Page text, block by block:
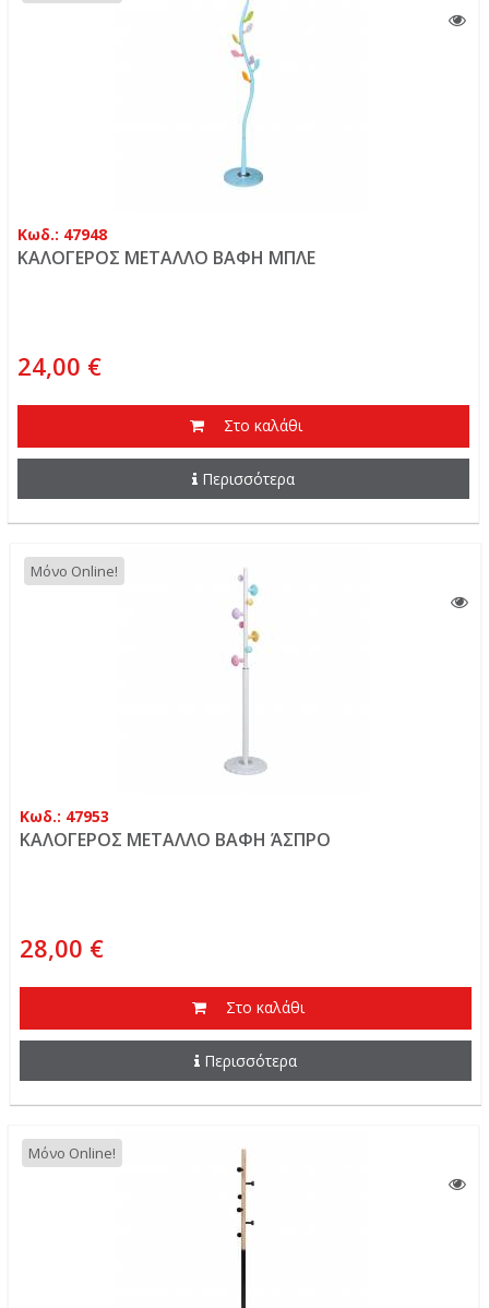
Κωδ.: 47948
ΚΑΛΟΓΕΡΟΣ ΜΕΤΑΛΛΟ ΒΑΦΗ ΜΠΛΕ
24,00 €
Στο καλάθι
Περισσότερα
Μόνο Online!
Κωδ.: 47953
ΚΑΛΟΓΕΡΟΣ ΜΕΤΑΛΛΟ ΒΑΦΗ ΆΣΠΡΟ
28,00 €
Στο καλάθι
Περισσότερα
Μόνο Online!